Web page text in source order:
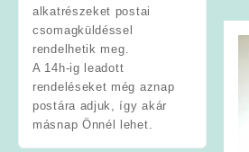
alkatrészeket postai
csomagküldéssel
rendelhetik meg.
A 14h-ig leadott
rendeléseket még aznap
postára adjuk, így akár
másnap Önnél lehet.